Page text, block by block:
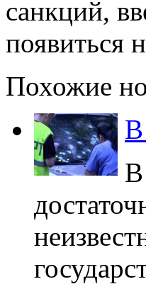
санкций,
появиться
Похожие
В
В